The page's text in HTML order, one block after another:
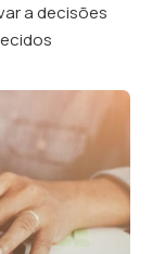
a decisões